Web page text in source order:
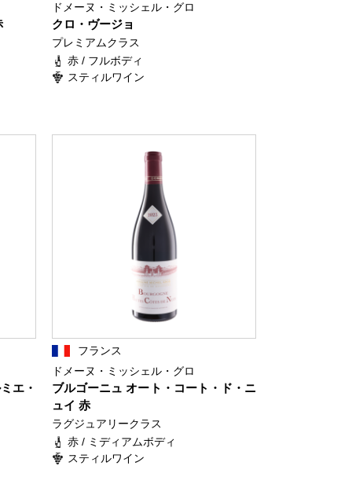
ドメーヌ・ミッシェル・グロ
クロ・ヴージョ
プレミアムクラス
赤 / フルボディ
スティルワイン
エ・
フランス
ドメーヌ・ミッシェル・グロ
ブルゴーニュ オート・コート・ド・ニ
ュイ 赤
ラグジュアリークラス
赤 / ミディアムボディ
スティルワイン